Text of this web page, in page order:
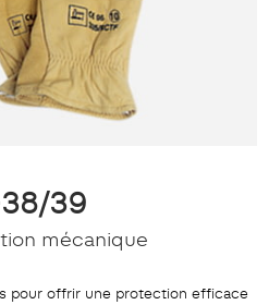
39
mécanique
pour offrir une protection efficace